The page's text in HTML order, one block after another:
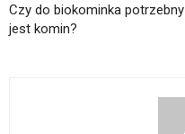
Czy do biokominka potrzebny
jest komin?